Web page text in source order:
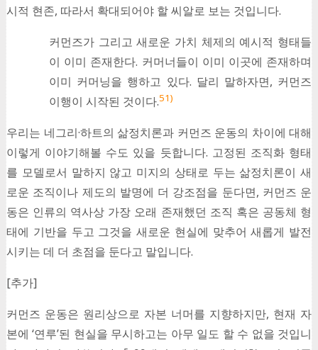
시적 현존, 따라서 확대되어야 할 씨알로 보는 것입니다.
커먼즈가 그리고 새로운 가치 체제의 예시적 형태들
이 이미 존재한다. 커머너들이 이미 이곳에 존재하며
이미 커머닝을 행하고 있다. 달리 말하자면, 커먼즈
이행이 시작된 것이다.51)
우리는 네그리·하트의 삶정치론과 커먼즈 운동의 차이에 대해
이렇게 이야기해볼 수도 있을 듯합니다. 고정된 조직화 형태
를 모델로서 말하지 않고 미지의 상태로 두는 삶정치론이 새
로운 조직이나 제도의 발명에 더 강조점을 둔다면, 커먼즈 운
동은 인류의 역사상 가장 오래 존재했던 조직 혹은 공동체 형
태에 기반을 두고 그것을 새로운 현실에 맞추어 새롭게 발전
시키는 데 더 초점을 둔다고 말입니다.
[추가]
커먼즈 운동은 원리상으로 자본 너머를 지향하지만, 현재 자
본에 ‘연루’된 현실을 무시하고는 아무 일도 할 수 없을 것입니